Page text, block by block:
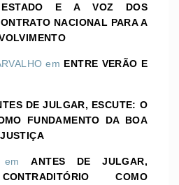
E A VOZ DOS
NACIONAL PARA A
em ENTRE VERÃO E
DE JULGAR, ESCUTE: O
FUNDAMENTO DA BOA
ANTES DE JULGAR,
COMO